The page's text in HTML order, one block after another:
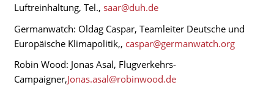
Luftreinhaltung, Tel., saar@duh.de
Germanwatch: Oldag Caspar, Teamleiter Deutsche und
Europäische Klimapolitik,, caspar@germanwatch.org
Robin Wood: Jonas Asal, Flugverkehrs-
Campaigner,Jonas.asal@robinwood.de